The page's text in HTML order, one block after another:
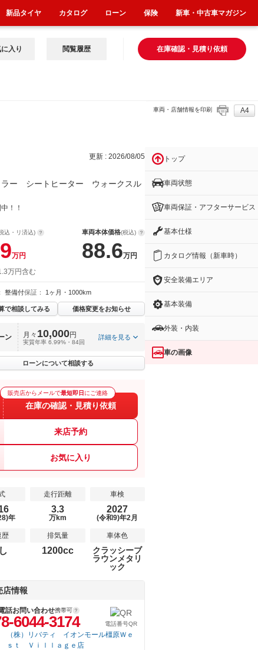
在庫確認・見積り依頼
入り 閲覧履歴
車両・店舗情報を印刷 A4
更新 : 2026/08/05
ー シートヒーター ウォークスル
！！
込・リ済込)
万円
車両本体価格(税込)
88.6万円
万円含む
整備付保証： 1ヶ月・1000km
で相談してみる 価格変更をお知らせ
ン 月々 10,000円
実質年率 6.99%・84回
詳細を見る
ローンについて相談する
販売店からメールで最短即日 にご連絡
在庫の確認・見積り依頼
来店予約
お気に入り
年
走行距離
3.3
万km
車検
2027
(令和9)年2月
歴 排気量
1200cc
車体色
クラッシーブ
ラウンメタリ
ック
店情報
話お問い合わせ携帯可
6044-3174 電話番号QR
（株）リバティ イオンモール橿原Ｗｅ
ｓｔ Ｖｉｌｌａｇｅ店
トップ
車両状態
車両保証・アフターサービス
基本仕様
カタログ情報（新車時）
安全装備エリア
基本装備
外装・内装
車の画像
新品タイヤ カタログ ローン 保険 新車・中古車マガジン